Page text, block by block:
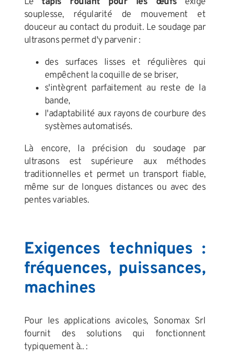
souplesse, régularité de mouvement et
douceur au contact du produit. Le soudage par
ultrasons permet d'y parvenir :
des surfaces lisses et régulières qui
empêchent la coquille de se briser,
s'intègrent parfaitement au reste de la
bande,
l'adaptabilité aux rayons de courbure des
systèmes automatisés.
Là encore, la précision du soudage par
ultrasons est supérieure aux méthodes
traditionnelles et permet un transport fiable,
même sur de longues distances ou avec des
pentes variables.
Exigences techniques :
fréquences, puissances,
machines
Pour les applications avicoles, Sonomax Srl
fournit des solutions qui fonctionnent
typiquement à.. :